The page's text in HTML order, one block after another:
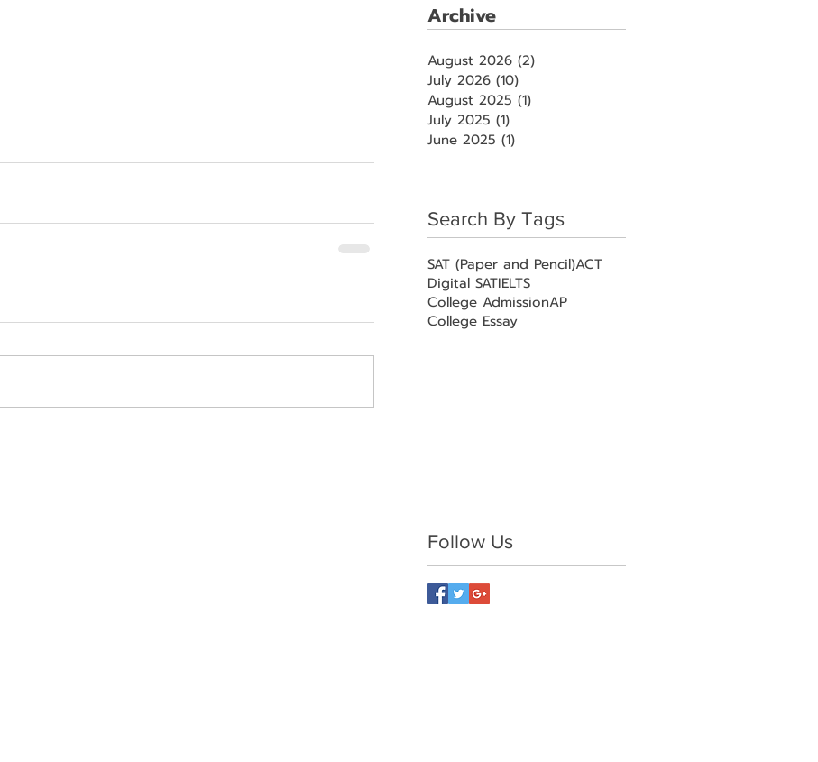
Archive
August 2026 (2)
July 2026 (10)
August 2025 (1)
July 2025 (1)
June 2025 (1)
Search By Tags
SAT (Paper and Pencil)ACT
Digital SATIELTS
College AdmissionAP
College Essay
Follow Us